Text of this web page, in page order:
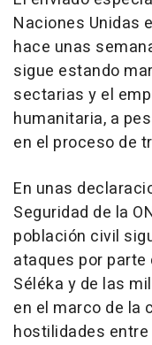
Naciones Unidas
hace unas
sigue estando
sectarias y el
humanitaria, a
en el proceso de
En unas
Seguridad de la
población civil
ataques por
Séléka y de las
en el marco de la
hostilidades